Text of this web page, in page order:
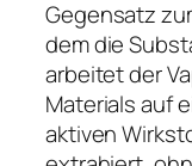
Gegensatz
dem die
arbeitet der
Materials auf
aktiven